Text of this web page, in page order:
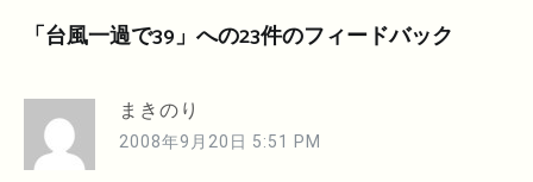
ゲ
シ
ョ
ン
「台風一過で39」への23件のフィードバック
まきのり
2008年9月20日 5:51 PM